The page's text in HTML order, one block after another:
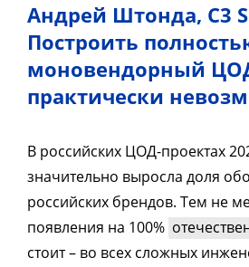
Андрей Штонда, C3
Построить
моновендорный
практически
В российских ЦОД-проектах
значительно выросла доля
российских брендов. Тем не
появления на 100%
стоит – во всех сложных